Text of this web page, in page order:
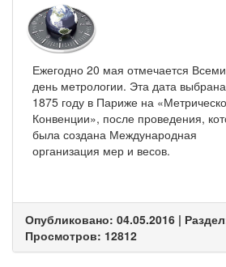
Ежегодно 20 мая отмечается
день метрологии. Эта дата
1875 году в Париже на
Конвенции», после проведения,
была создана Международная
организация мер и весов.
Опубликовано: 04.05.2016 |
Просмотров: 12812